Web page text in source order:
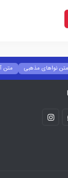
متن نواهای مذهبی
متن
رپ متن آهنگ خارجی
خواننده ها